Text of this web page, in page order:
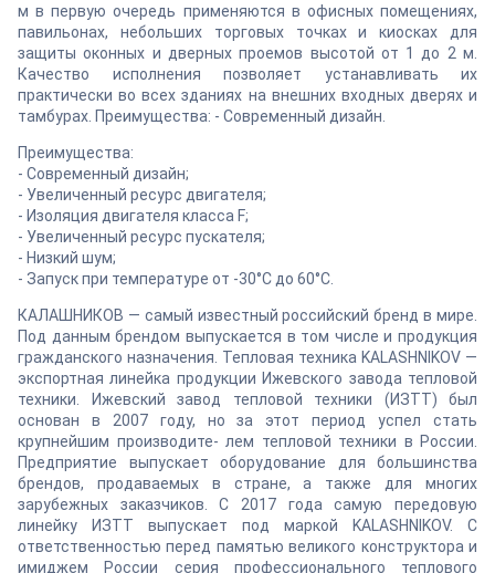
м в первую очередь применяются в офисных помещениях,
павильонах, небольших торговых точках и киосках для
защиты оконных и дверных проемов высотой от 1 до 2 м.
Качество исполнения позволяет устанавливать их
практически во всех зданиях на внешних входных дверях и
тамбурах. Преимущества: - Современный дизайн.
Преимущества:
- Современный дизайн;
- Увеличенный ресурс двигателя;
- Изоляция двигателя класса F;
- Увеличенный ресурс пускателя;
- Низкий шум;
- Запуск при температуре от -30°C до 60°C.
КАЛАШНИКОВ — самый известный российский бренд в мире.
Под данным брендом выпускается в том числе и продукция
гражданского назначения. Тепловая техника KALASHNIKOV —
экспортная линейка продукции Ижевского завода тепловой
техники. Ижевский завод тепловой техники (ИЗТТ) был
основан в 2007 году, но за этот период успел стать
крупнейшим производите- лем тепловой техники в России.
Предприятие выпускает оборудование для большинства
брендов, продаваемых в стране, а также для многих
зарубежных заказчиков. С 2017 года самую передовую
линейку ИЗТТ выпускает под маркой KALASHNIKOV. С
ответственностью перед памятью великого конструктора и
имиджем России серия профессионального теплового